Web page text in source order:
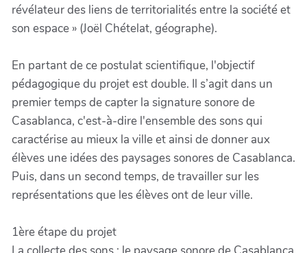
révélateur des liens de territorialités entre la société et
son espace » (Joël Chételat, géographe).
En partant de ce postulat scientifique, l'objectif
pédagogique du projet est double. Il s’agit dans un
premier temps de capter la signature sonore de
Casablanca, c'est-à-dire l'ensemble des sons qui
caractérise au mieux la ville et ainsi de donner aux
élèves une idées des paysages sonores de Casablanca.
Puis, dans un second temps, de travailler sur les
représentations que les élèves ont de leur ville.
1ère étape du projet